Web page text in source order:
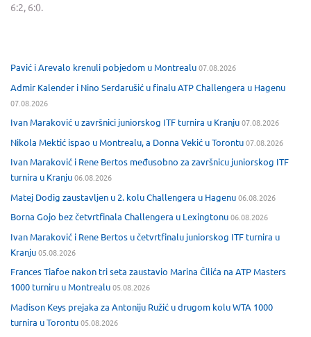
6:2, 6:0.
Pavić i Arevalo krenuli pobjedom u Montrealu07.08.2026
Admir Kalender i Nino Serdarušić u finalu ATP Challengera u Hagenu
07.08.2026
Ivan Maraković u završnici juniorskog ITF turnira u Kranju07.08.2026
Nikola Mektić ispao u Montrealu, a Donna Vekić u Torontu07.08.2026
Ivan Maraković i Rene Bertos međusobno za završnicu juniorskog ITF
turnira u Kranju06.08.2026
Matej Dodig zaustavljen u 2. kolu Challengera u Hagenu06.08.2026
Borna Gojo bez četvrtfinala Challengera u Lexingtonu06.08.2026
Ivan Maraković i Rene Bertos u četvrtfinalu juniorskog ITF turnira u
Kranju05.08.2026
Frances Tiafoe nakon tri seta zaustavio Marina Čilića na ATP Masters
1000 turniru u Montrealu05.08.2026
Madison Keys prejaka za Antoniju Ružić u drugom kolu WTA 1000
turnira u Torontu05.08.2026